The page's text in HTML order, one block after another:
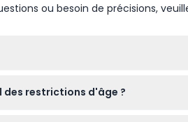
ou besoin de précisions,
des restrictions d'âge ?